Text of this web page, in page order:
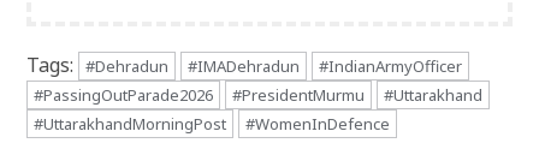
Tags: #Dehradun #IMADehradun
#IndianArmyOfficer
#PassingOutParade2026
#PresidentMurmu
#Uttarakhand
#UttarakhandMorningPost
#WomenInDefence